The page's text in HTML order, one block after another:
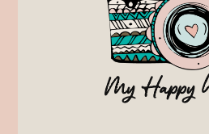
My Happy